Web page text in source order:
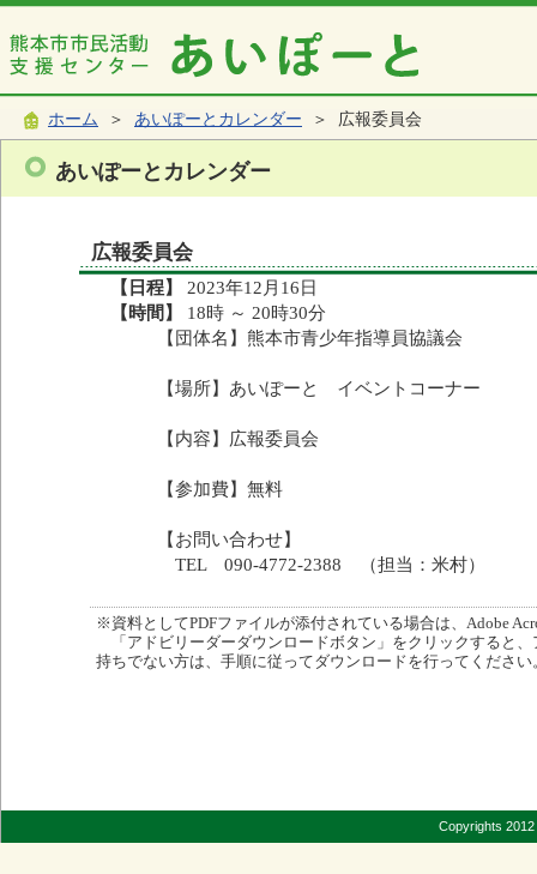
ホーム ＞ あいぽーとカレンダー ＞ 広報委員会
あいぽーとカレンダー
広報委員会
【日程】
2023年12月16日
【時間】
18時 ～ 20時30分
【団体名】熊本市青少年指導員協議会
【場所】あいぽーと イベントコーナー
【内容】広報委員会
【参加費】無料
【お問い合わせ】
TEL 090-4772-2388 （担当：米村）
※資料としてPDFファイルが添付されている場合は、Adobe
「アドビリーダーダウンロードボタン」をクリックすると
持ちでない方は、手順に従ってダウンロードを行ってください
Copyrights